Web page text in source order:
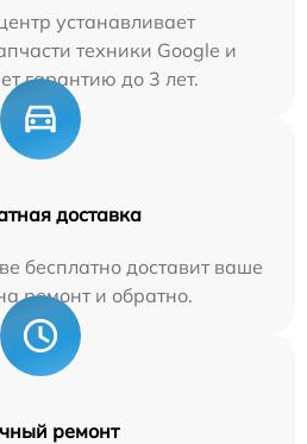
устанавливает
техники Google и
гарантию до 3 лет.
доставка
бесплатно доставит ваше
ремонт и обратно.
ремонт